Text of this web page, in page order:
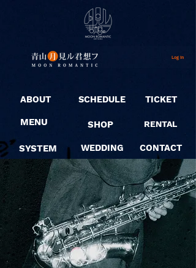
Log In
ABOUT
MENU
SYSTEM
SCHEDULE
SHOP
WEDDING
TICKET
RENTAL
CONTACT